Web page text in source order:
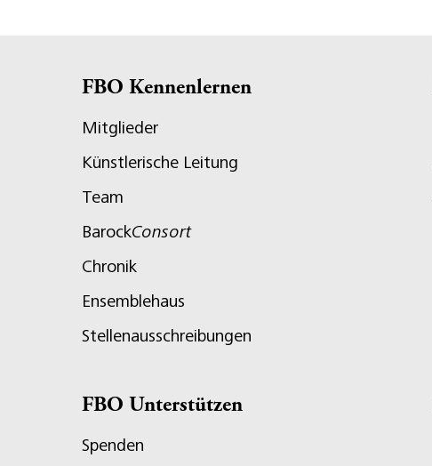
FBO Kennenlernen
Mitglieder
Künstlerische Leitung
Team
BarockConsort
Chronik
Ensemblehaus
Stellenausschreibungen
FBO Unterstützen
Spenden